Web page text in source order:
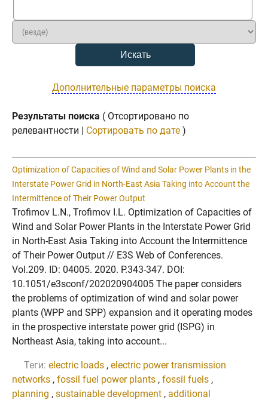
Дополнительные параметры поиска
Результаты поиска ( Отсортировано по
релевантности | Сортировать по дате )
Optimization of Capacities of Wind and Solar Power Plants in the
Interstate Power Grid in North-East Asia Taking into Account the
Intermittence of Their Power Output
Trofimov L.N., Trofimov I.L. Optimization of Capacities of
Wind and Solar Power Plants in the Interstate Power Grid
in North-East Asia Taking into Account the Intermittence
of Their Power Output // E3S Web of Conferences.
Vol.209. ID: 04005. 2020. P.343-347. DOI:
10.1051/e3sconf/202020904005 The paper considers
the problems of optimization of wind and solar power
plants (WPP and SPP) expansion and it operating modes
in the prospective interstate power grid (ISPG) in
Northeast Asia, taking into account...
Теги: electric loads , electric power transmission
networks , fossil fuel power plants , fossil fuels ,
planning , sustainable development , additional